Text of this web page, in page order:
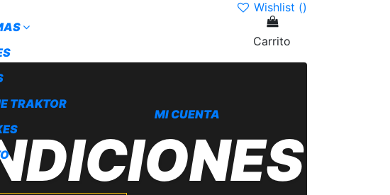
Wishlist ()
TRAKTOR
MI CUENTA
Carrito